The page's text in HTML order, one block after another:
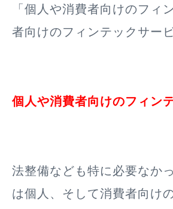
「個人や消費者向けのフィ
者向けのフィンテックサー
個人や消費者向けのフィン
法整備なども特に必要なか
は個人、そして消費者向け